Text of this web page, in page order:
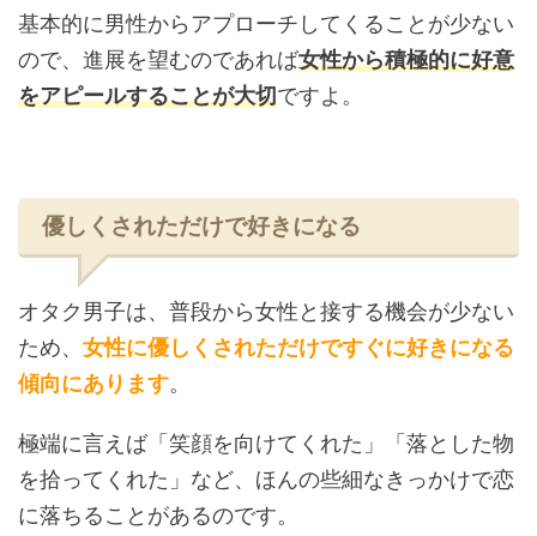
基本的に男性からアプローチしてくることが少ない
ので、進展を望むのであれば女性から積極的に好意
をアピールすることが大切ですよ。
優しくされただけで好きになる
オタク男子は、普段から女性と接する機会が少ない
ため、 女性に優しくされただけですぐに好きになる
傾向にあります。
極端に言えば「笑顔を向けてくれた」「落とした物
を拾ってくれた」など、ほんの些細なきっかけで恋
に落ちることがあるのです。